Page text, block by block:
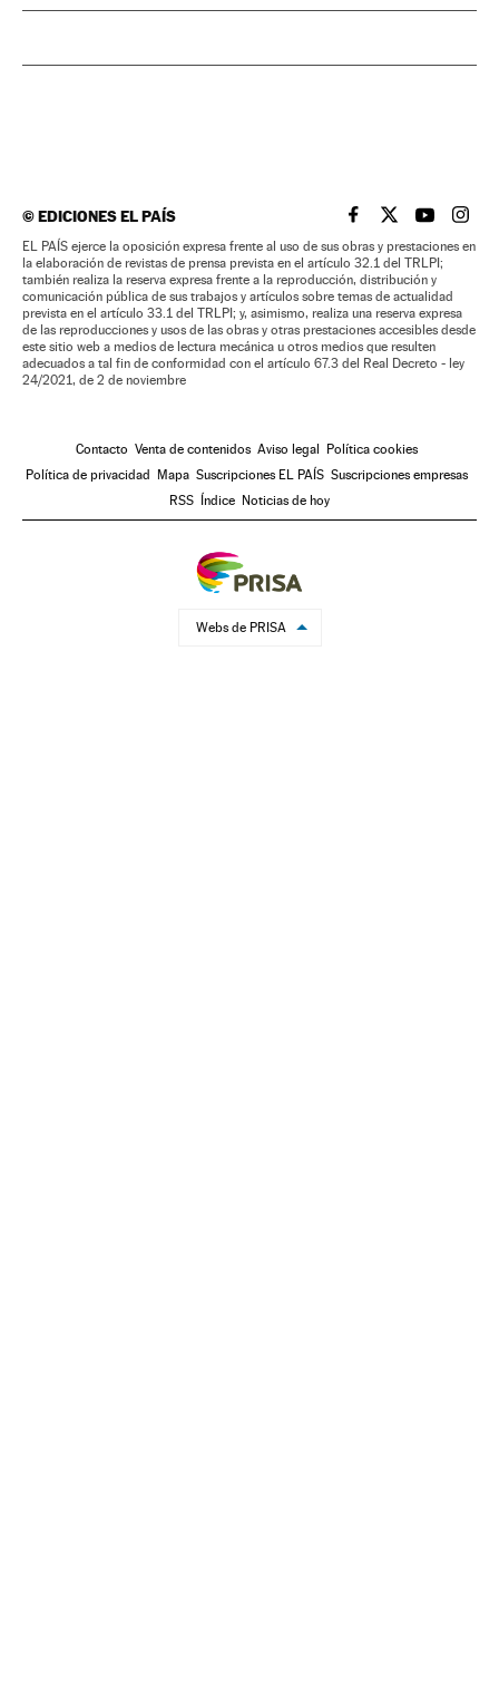
©EDICIONES EL PAÍS EL PAÍS BRASIL EN
EL PAÍSEL PAÍS
EL
EL PAÍS ejerce la oposición expresa frente al uso de sus obras y prestaciones en
la elaboración de revistas de prensa prevista en el artículo 32.1 del TRLPI;
también realiza la reserva expresa frente a la reproducción, distribución y
comunicación pública de sus trabajos y artículos sobre temas de actualidad
prevista en el artículo 33.1 del TRLPI; y, asimismo, realiza una reserva expresa
de las reproducciones y usos de las obras y otras prestaciones accesibles desde
este sitio web a medios de lectura mecánica u otros medios que resulten
adecuados a tal fin de conformidad con el artículo 67.3 del Real Decreto - ley
24/2021, de 2 de noviembre
Contacto Venta de contenidos Aviso legal Política cookies
Política de privacidad Mapa Suscripciones EL PAÍS Suscripciones empresas
RSS Índice Noticias de hoy
Webs de PRISA